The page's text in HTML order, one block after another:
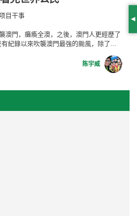
目干事
澳門，癱瘓全澳，之後，澳門人更經歷了
紀錄以來吹襲澳門最強的颱風，除了...
陈宇威